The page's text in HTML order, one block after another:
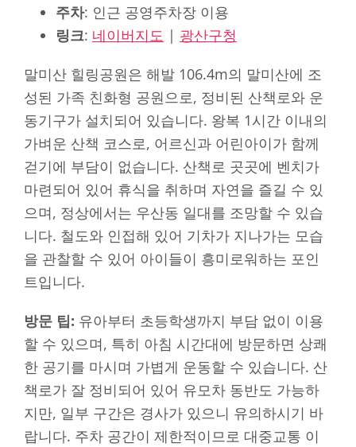
주차: 인근 공영주차장 이용
링크: 네이버지도 | 광산구청
말미산 힐링공원은 해발 106.4m의 말미산에 조
성된 가족 친화형 공원으로, 정비된 산책로와 운
동기구가 설치되어 있습니다. 왕복 1시간 이내의
가벼운 산책 코스로, 어르신과 어린아이가 함께
걷기에 부담이 없습니다. 산책로 곳곳에 벤치가
마련되어 있어 휴식을 취하며 자연을 즐길 수 있
으며, 정상에서는 우산동 일대를 조망할 수 있습
니다. 철도와 인접해 있어 기차가 지나가는 모습
을 관찰할 수 있어 아이들이 흥미로워하는 포인
트입니다.
방문 팁: 유아부터 초등학생까지 부담 없이 이용
할 수 있으며, 특히 아침 시간대에 방문하면 상쾌
한 공기를 마시며 가볍게 운동할 수 있습니다. 산
책로가 잘 정비되어 있어 유모차 동반도 가능하
지만, 일부 구간은 경사가 있으니 유의하시기 바
랍니다. 주차 공간이 제한적이므로 대중교통 이